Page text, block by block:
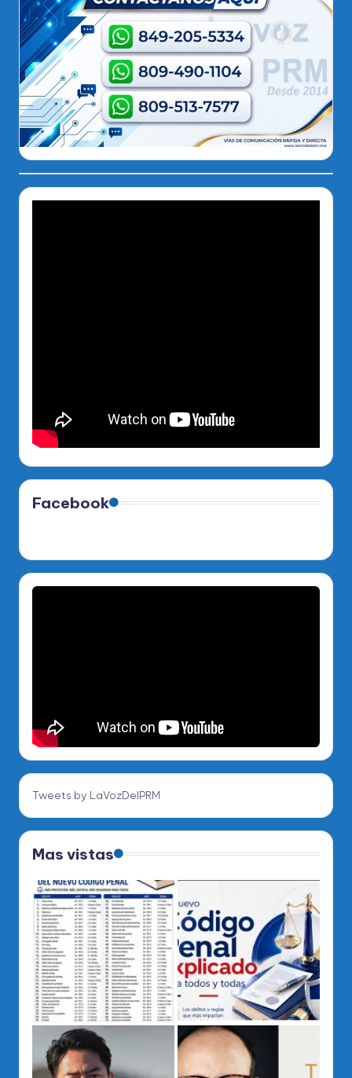
Facebook
Tweets by LaVozDelPRM
Mas vistas